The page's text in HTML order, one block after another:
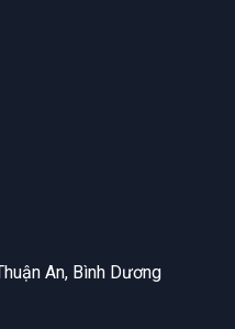
An, Bình Dương